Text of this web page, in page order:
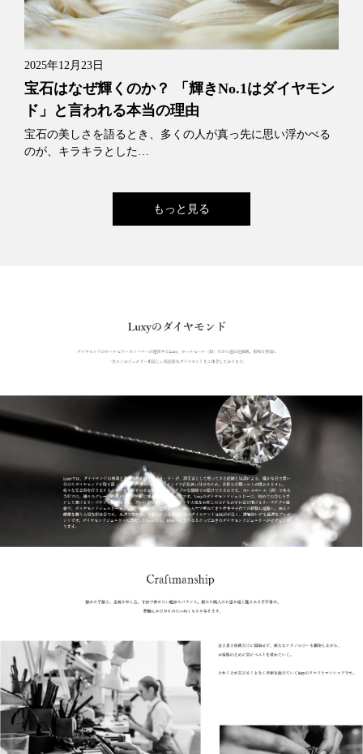
2025年12月23日
宝石はなぜ輝くのか？ 「輝きNo.1はダイヤモン
ド」と言われる本当の理由
宝石の美しさを語るとき、多くの人が真っ先に思い浮かべる
のが、キラキラとした…
もっと見る